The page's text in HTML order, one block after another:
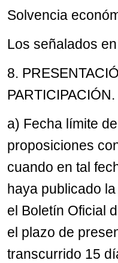
Solvencia
Los señalados
8.
PARTICIPACIÓN.
a) Fecha límite
proposiciones
cuando en tal
haya publicado
el Boletín Oficial
el plazo de
transcurrido 15